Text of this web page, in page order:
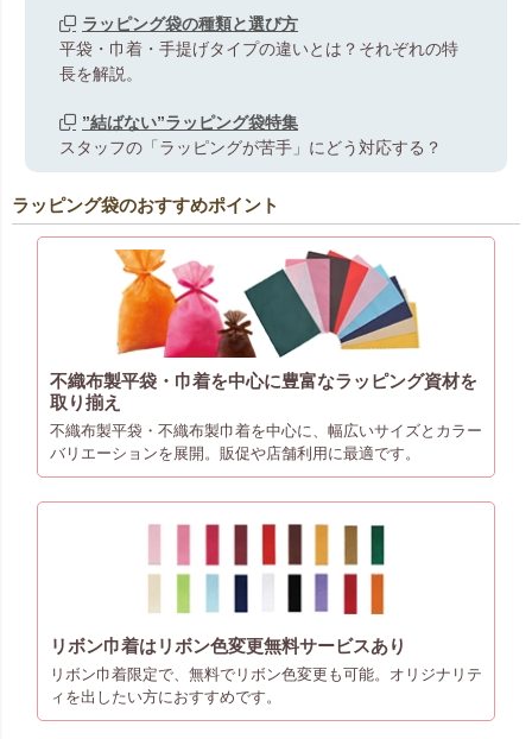
ラッピング袋の種類と選び方
平袋・巾着・手提げタイプの違いとは？それぞれの特
長を解説。
”結ばない”ラッピング袋特集
スタッフの「ラッピングが苦手」にどう対応する？
ラッピング袋のおすすめポイント
不織布製平袋・巾着を中心に豊富なラッピング資材を
取り揃え
不織布製平袋・不織布製巾着を中心に、幅広いサイズとカラー
バリエーションを展開。販促や店舗利用に最適です。
リボン巾着はリボン色変更無料サービスあり
リボン巾着限定で、無料でリボン色変更も可能。オリジナリテ
ィを出したい方におすすめです。